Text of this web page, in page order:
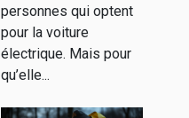
chargeur
personnes qui optent
pour la voiture
électrique. Mais pour
qu’elle...